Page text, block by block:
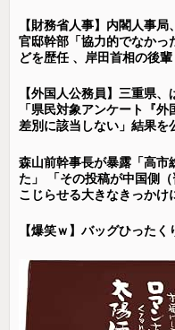
【財務省人事】内閣人事
官邸幹部「協力的でなか
どを歴任 、岸田首相の後輩
【外国人公務員】三重県
「県民対象アンケート『
差別に該当しない」結果を
森山前幹事長が暴露「高市
た」 「その投稿が中国側
こじらせる大きなきっかけ
【爆笑ｗ】バッグひった